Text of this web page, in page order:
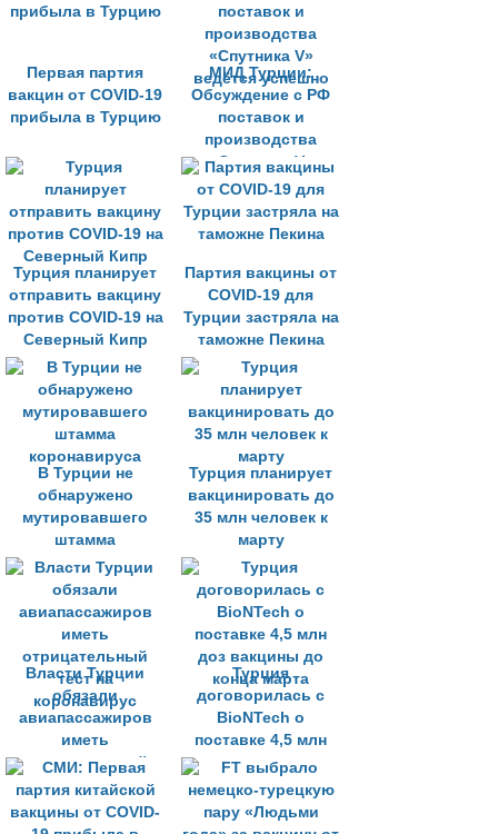
Первая партия
вакцин от COVID-19
прибыла в Турцию
МИД Турции:
Обсуждение с РФ
поставок и
производства
«Спутника V»
ведётся успешно
Турция планирует
отправить вакцину
против COVID-19 на
Северный Кипр
Партия вакцины от
COVID-19 для
Турции застряла на
таможне Пекина
В Турции не
обнаружено
мутировавшего
штамма
коронавируса
Турция планирует
вакцинировать до
35 млн человек к
марту
Власти Турции
обязали
авиапассажиров
иметь
отрицательный
тест на
коронавирус
Турция
договорилась с
BioNTech о
поставке 4,5 млн
доз вакцины до
конца марта